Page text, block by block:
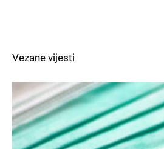
Vezane vijesti